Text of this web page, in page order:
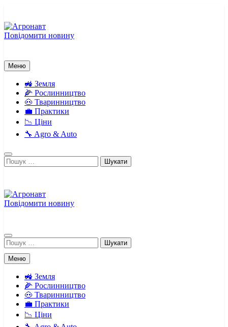
вмісту
Повідомити новину
Меню
🚜 Земля
🌽 Рослинництво
🐽 Тваринництво
💼 Практики
📉 Ціни
🔧 Agro & Auto
Пошук:
Повідомити новину
Пошук:
Меню
🚜 Земля
🌽 Рослинництво
🐽 Тваринництво
💼 Практики
📉 Ціни